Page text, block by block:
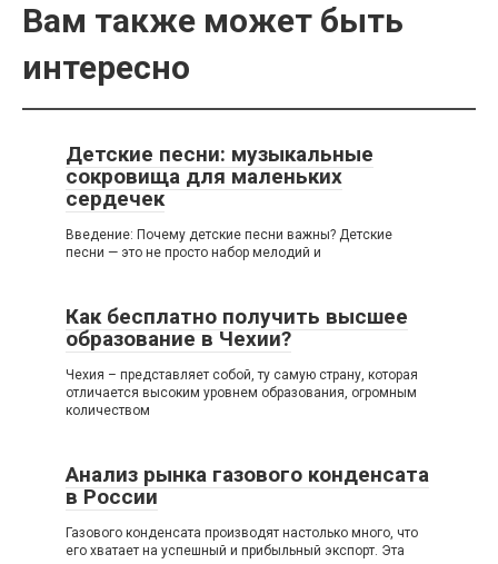
Вам также может быть
интересно
Детские песни: музыкальные
сокровища для маленьких
сердечек
Введение: Почему детские песни важны? Детские
песни — это не просто набор мелодий и
Как бесплатно получить высшее
образование в Чехии?
Чехия – представляет собой, ту самую страну, которая
отличается высоким уровнем образования, огромным
количеством
Анализ рынка газового конденсата
в России
Газового конденсата производят настолько много, что
его хватает на успешный и прибыльный экспорт. Эта